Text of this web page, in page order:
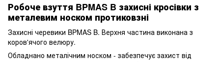
Робоче взуття BPMAS B захисні кросівки з
металевим носком протиковзні
Захисні черевики BPMAS B. Верхня частина виконана з
коров'ячого велюру.
Обладнано металічним носком - забезпечує захист від